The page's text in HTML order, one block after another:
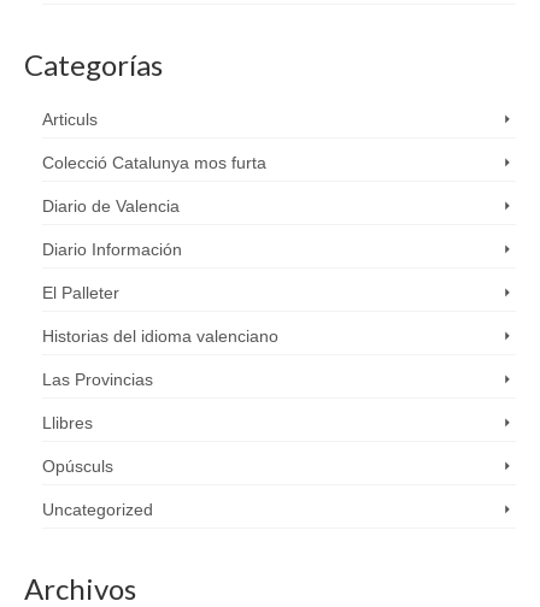
Categorías
Articuls
Colecció Catalunya mos furta
Diario de Valencia
Diario Información
El Palleter
Historias del idioma valenciano
Las Provincias
Llibres
Opúsculs
Uncategorized
Archivos